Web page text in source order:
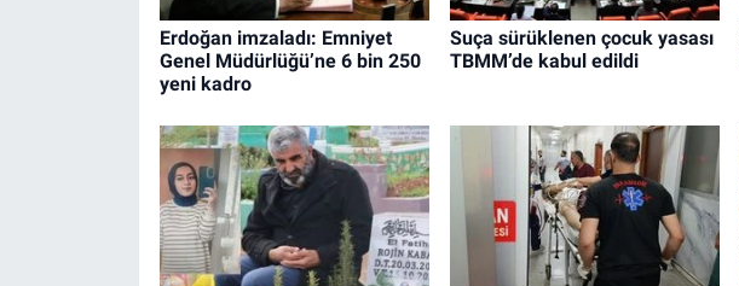
Erdoğan imzaladı: Emniyet
Genel Müdürlüğü’ne 6 bin 250
yeni kadro
Suça sürüklenen çocuk yasası
TBMM’de kabul edildi